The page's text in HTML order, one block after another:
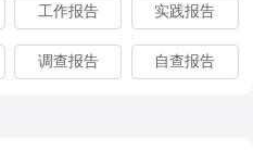
工作报告 实践报告
调查报告 自查报告